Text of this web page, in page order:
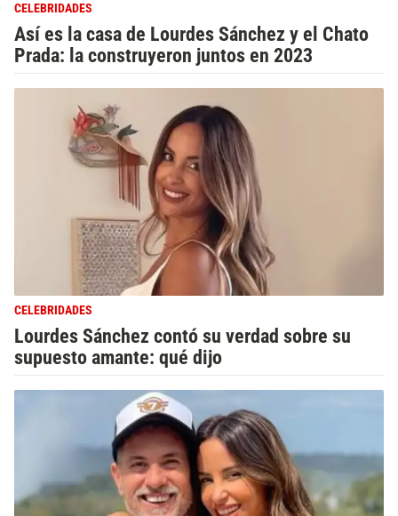
CELEBRIDADES
Así es la casa de Lourdes Sánchez y el Chato
Prada: la construyeron juntos en 2023
CELEBRIDADES
Lourdes Sánchez contó su verdad sobre su
supuesto amante: qué dijo